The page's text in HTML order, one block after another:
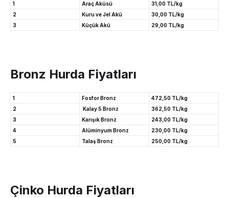
1 Araç Aküsü
31,00 TL/kg
2
Kuru ve Jel Akü
30,00 TL/kg
3
Küçük Akü 29,00 TL/kg
Bronz Hurda Fiyatları
1 Fosfor Bronz
472,50 TL/kg
2
Kalay 5 Bronz
362,50 TL/kg
3
Karışık Bronz
243,00 TL/kg
4
Alüminyum Bronz
230,00 TL/kg
5
Talaş Bronz 250,00 TL/kg
Çinko Hurda Fiyatları